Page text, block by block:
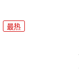
最热